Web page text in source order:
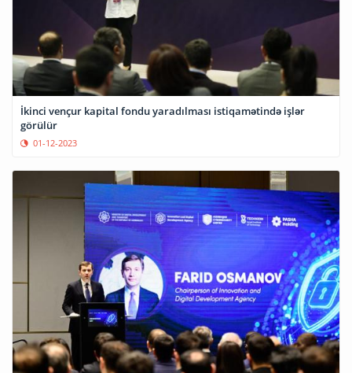
İkinci vençur kapital fondu yaradılması istiqamətində işlər
görülür
01-12-2023